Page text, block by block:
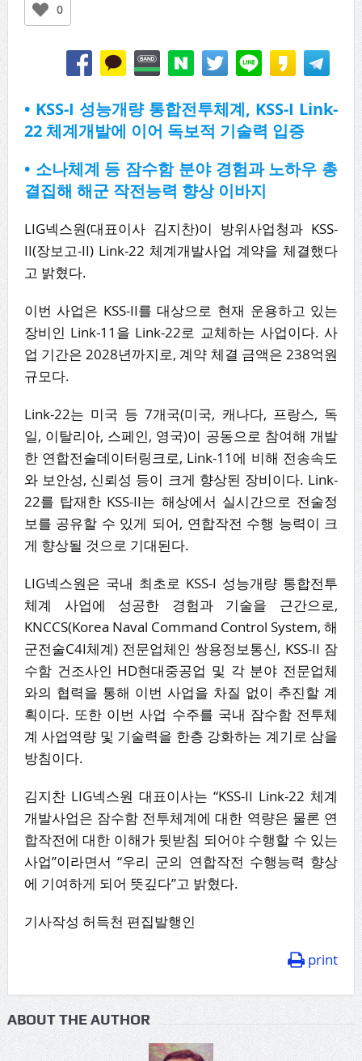
0
• KSS-I 성능개량 통합전투체계, KSS-I Link-
22 체계개발에 이어 독보적 기술력 입증
• 소나체계 등 잠수함 분야 경험과 노하우 총
결집해 해군 작전능력 향상 이바지
LIG넥스원(대표이사 김지찬)이 방위사업청과 KSS-
II(장보고-II) Link-22 체계개발사업 계약을 체결했다
고 밝혔다.
이번 사업은 KSS-II를 대상으로 현재 운용하고 있는
장비인 Link-11을 Link-22로 교체하는 사업이다. 사
업 기간은 2028년까지로, 계약 체결 금액은 238억원
규모다.
Link-22는 미국 등 7개국(미국, 캐나다, 프랑스, 독
일, 이탈리아, 스페인, 영국)이 공동으로 참여해 개발
한 연합전술데이터링크로, Link-11에 비해 전송속도
와 보안성, 신뢰성 등이 크게 향상된 장비이다. Link-
22를 탑재한 KSS-II는 해상에서 실시간으로 전술정
보를 공유할 수 있게 되어, 연합작전 수행 능력이 크
게 향상될 것으로 기대된다.
LIG넥스원은 국내 최초로 KSS-I 성능개량 통합전투
체계 사업에 성공한 경험과 기술을 근간으로,
KNCCS(Korea Naval Command Control System, 해
군전술C4I체계) 전문업체인 쌍용정보통신, KSS-II 잠
수함 건조사인 HD현대중공업 및 각 분야 전문업체
와의 협력을 통해 이번 사업을 차질 없이 추진할 계
획이다. 또한 이번 사업 수주를 국내 잠수함 전투체
계 사업역량 및 기술력을 한층 강화하는 계기로 삼을
방침이다.
김지찬 LIG넥스원 대표이사는 “KSS-II Link-22 체계
개발사업은 잠수함 전투체계에 대한 역량은 물론 연
합작전에 대한 이해가 뒷받침 되어야 수행할 수 있는
사업”이라면서 “우리 군의 연합작전 수행능력 향상
에 기여하게 되어 뜻깊다”고 밝혔다.
기사작성 허득천 편집발행인
print
ABOUT THE AUTHOR